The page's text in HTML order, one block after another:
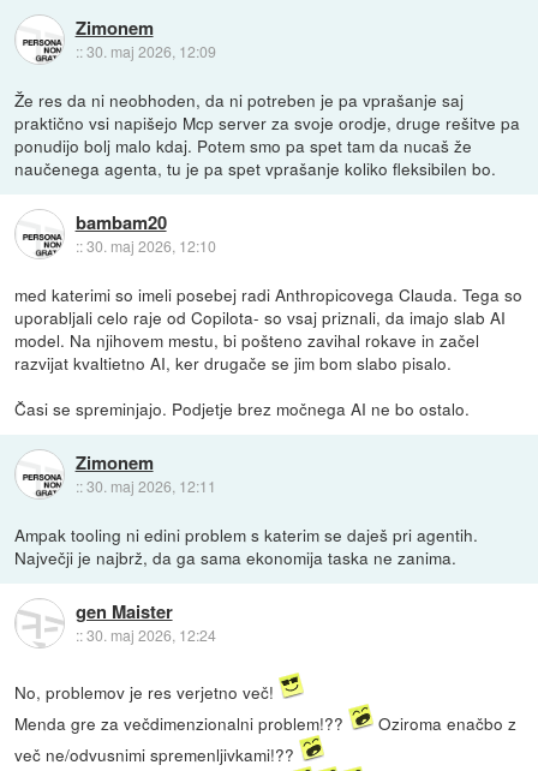
Zimonem
::30. maj 2026, 12:09
Že res da ni neobhoden, da ni potreben je pa vprašanje saj
praktično vsi napišejo Mcp server za svoje orodje, druge rešitve pa
ponudijo bolj malo kdaj. Potem smo pa spet tam da nucaš že
naučenega agenta, tu je pa spet vprašanje koliko fleksibilen bo.
bambam20
::30. maj 2026, 12:10
med katerimi so imeli posebej radi Anthropicovega Clauda. Tega so
uporabljali celo raje od Copilota- so vsaj priznali, da imajo slab AI
model. Na njihovem mestu, bi pošteno zavihal rokave in začel
razvijat kvaltietno AI, ker drugače se jim bom slabo pisalo.
Časi se spreminjajo. Podjetje brez močnega AI ne bo ostalo.
Zimonem
::30. maj 2026, 12:11
Ampak tooling ni edini problem s katerim se daješ pri agentih.
Največji je najbrž, da ga sama ekonomija taska ne zanima.
gen Maister
::30. maj 2026, 12:24
No, problemov je res verjetno več!
Menda gre za večdimenzionalni problem!??
Oziroma enačbo z
več ne/odvusnimi spremenljivkami!??